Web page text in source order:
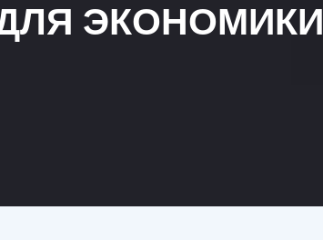
ЭКОНОМИКИ